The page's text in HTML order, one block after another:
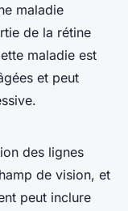
maladie
de la rétine
maladie est
et peut
des lignes
de vision, et
peut inclure